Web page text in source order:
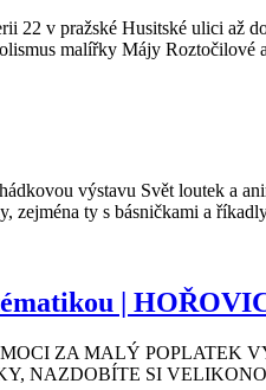
22 v pražské Husitské ulici až
malířky Májy
výstavu Svět loutek a
zejména ty s básničkami a
|
ZA MALÝ POPLATEK
NAZDOBÍTE SI